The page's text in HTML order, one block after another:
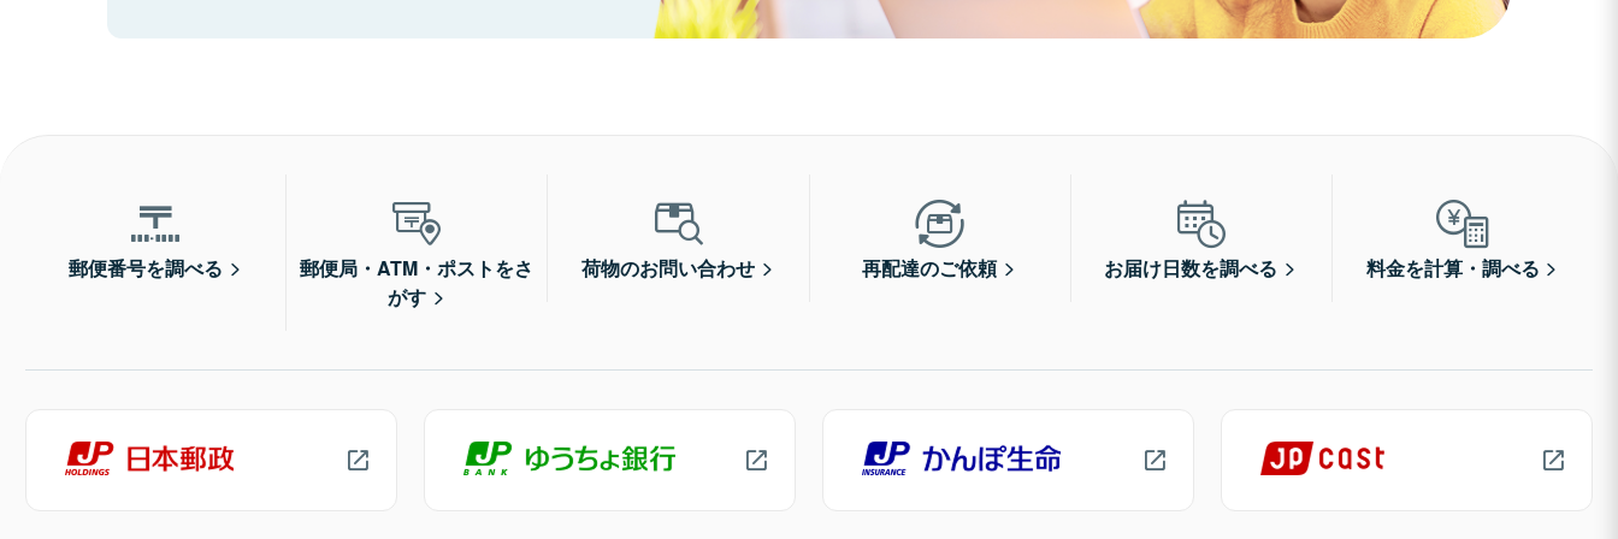
郵便番号を調べる
郵便局・ATM・ポストをさ
がす
荷物のお問い合わせ 再配達のご依頼 お届け日数を調べる 料金を計算・調べる